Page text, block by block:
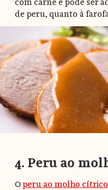
de peru, quanto à
4. Peru ao
O peru ao molho cítrico